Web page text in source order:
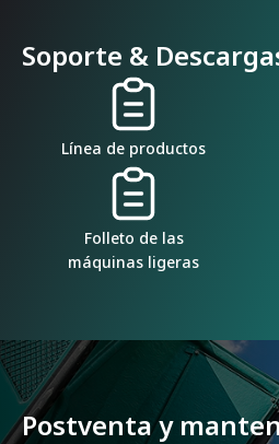
Soporte &
Línea de productos
Folleto de las
máquinas ligeras
Postventa y